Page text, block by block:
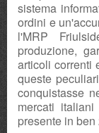
sistema
ordini e
l'MRP
produzione,
articoli correnti
queste
conquistasse
mercati
presente in